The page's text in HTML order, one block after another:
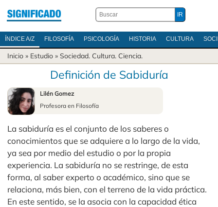
ÍNDICE A/Z FILOSOFÍA PSICOLOGÍA HISTORIA CULTURA
Inicio » Estudio » Sociedad. Cultura. Ciencia.
Definición de Sabiduría
Lilén Gomez
Profesora en Filosofía
La sabiduría es el conjunto de los saberes o
conocimientos que se adquiere a lo largo de la vida,
ya sea por medio del estudio o por la propia
experiencia. La sabiduría no se restringe, de esta
forma, al saber experto o académico, sino que se
relaciona, más bien, con el terreno de la vida práctica.
En este sentido, se la asocia con la capacidad ética